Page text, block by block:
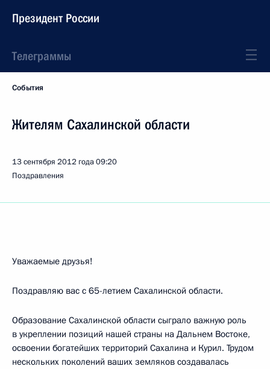
Президент России
Телеграммы
События
Жителям Сахалинской области
13 сентября 2012 года09:20
Поздравления
Уважаемые друзья!
Поздравляю вас с 65-летием Сахалинской области.
Образование Сахалинской области сыграло важную роль
в укреплении позиций нашей страны на Дальнем Востоке,
освоении богатейших территорий Сахалина и Курил. Трудом
нескольких поколений ваших земляков создавалась